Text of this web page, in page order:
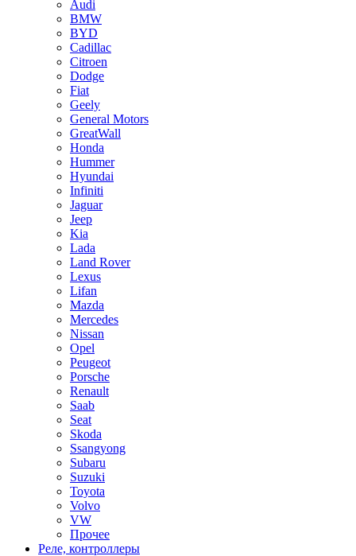
Audi
BMW
BYD
Cadillac
Citroen
Dodge
Fiat
Geely
General Motors
GreatWall
Honda
Hummer
Hyundai
Infiniti
Jaguar
Jeep
Kia
Lada
Land Rover
Lexus
Lifan
Mazda
Mercedes
Nissan
Opel
Peugeot
Porsche
Renault
Saab
Seat
Skoda
Ssangyong
Subaru
Suzuki
Toyota
Volvo
VW
Прочее
Реле, контроллеры